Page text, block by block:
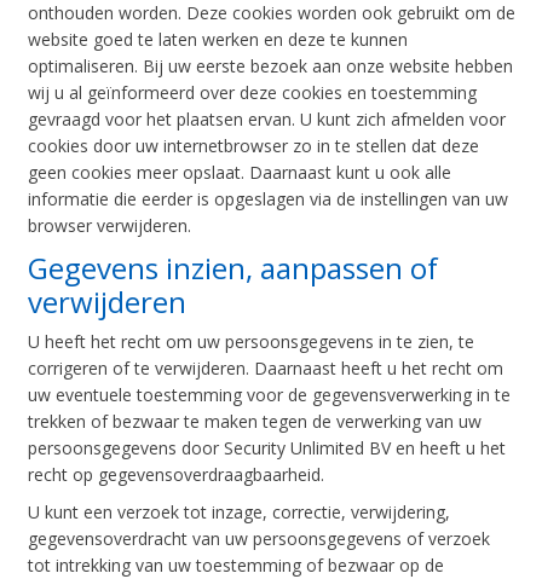
onthouden worden. Deze cookies worden ook gebruikt om de
website goed te laten werken en deze te kunnen
optimaliseren. Bij uw eerste bezoek aan onze website hebben
wij u al geïnformeerd over deze cookies en toestemming
gevraagd voor het plaatsen ervan. U kunt zich afmelden voor
cookies door uw internetbrowser zo in te stellen dat deze
geen cookies meer opslaat. Daarnaast kunt u ook alle
informatie die eerder is opgeslagen via de instellingen van uw
browser verwijderen.
Gegevens inzien, aanpassen of
verwijderen
U heeft het recht om uw persoonsgegevens in te zien, te
corrigeren of te verwijderen. Daarnaast heeft u het recht om
uw eventuele toestemming voor de gegevensverwerking in te
trekken of bezwaar te maken tegen de verwerking van uw
persoonsgegevens door Security Unlimited BV en heeft u het
recht op gegevensoverdraagbaarheid.
U kunt een verzoek tot inzage, correctie, verwijdering,
gegevensoverdracht van uw persoonsgegevens of verzoek
tot intrekking van uw toestemming of bezwaar op de